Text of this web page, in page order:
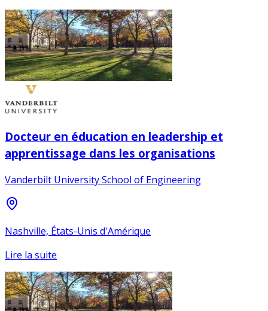
Docteur en éducation en leadership et
apprentissage dans les organisations
Vanderbilt University School of Engineering
Nashville, États-Unis d'Amérique
Lire la suite